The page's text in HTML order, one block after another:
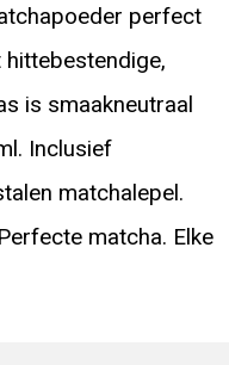
perfect
is smaakneutraal
Inclusief
matchalepel.
matcha. Elke